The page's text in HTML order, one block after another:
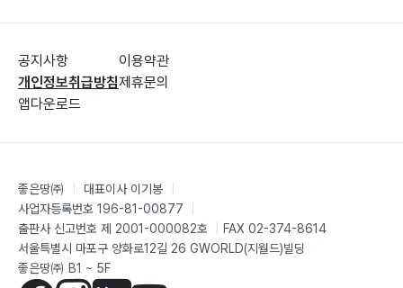
공지사항
개인정보취급방침
앱다운로드
이용약관
제휴문의
좋은땅㈜ 대표이사 이기봉
사업자등록번호 196-81-00877
출판사 신고번호 제 2001-000082호
FAX 02-374-8614
서울특별시 마포구 양화로12길 26 GWORLD(지월드)빌딩
좋은땅㈜ B1 ~ 5F